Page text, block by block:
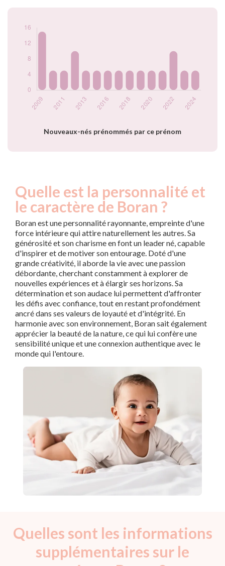
Nouveaux-nés prénommés par ce prénom
Popularité du
prénom Boran par
2020
2021
Quelle est la personnalité et
le caractère de Boran ?
Boran est une personnalité rayonnante, empreinte d'une
force intérieure qui attire naturellement les autres. Sa
générosité et son charisme en font un leader né, capable
d'inspirer et de motiver son entourage. Doté d'une
grande créativité, il aborde la vie avec une passion
débordante, cherchant constamment à explorer de
nouvelles expériences et à élargir ses horizons. Sa
détermination et son audace lui permettent d'affronter
les défis avec confiance, tout en restant profondément
ancré dans ses valeurs de loyauté et d'intégrité. En
harmonie avec son environnement, Boran sait également
apprécier la beauté de la nature, ce qui lui confère une
sensibilité unique et une connexion authentique avec le
monde qui l'entoure.
Quelles sont les informations
supplémentaires sur le